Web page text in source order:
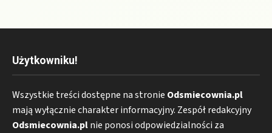
Użytkowniku!
Wszystkie treści dostępne na stronie Odsmiecownia.pl
mają wyłącznie charakter informacyjny. Zespół redakcyjny
Odsmiecownia.plnie ponosi odpowiedzialności za